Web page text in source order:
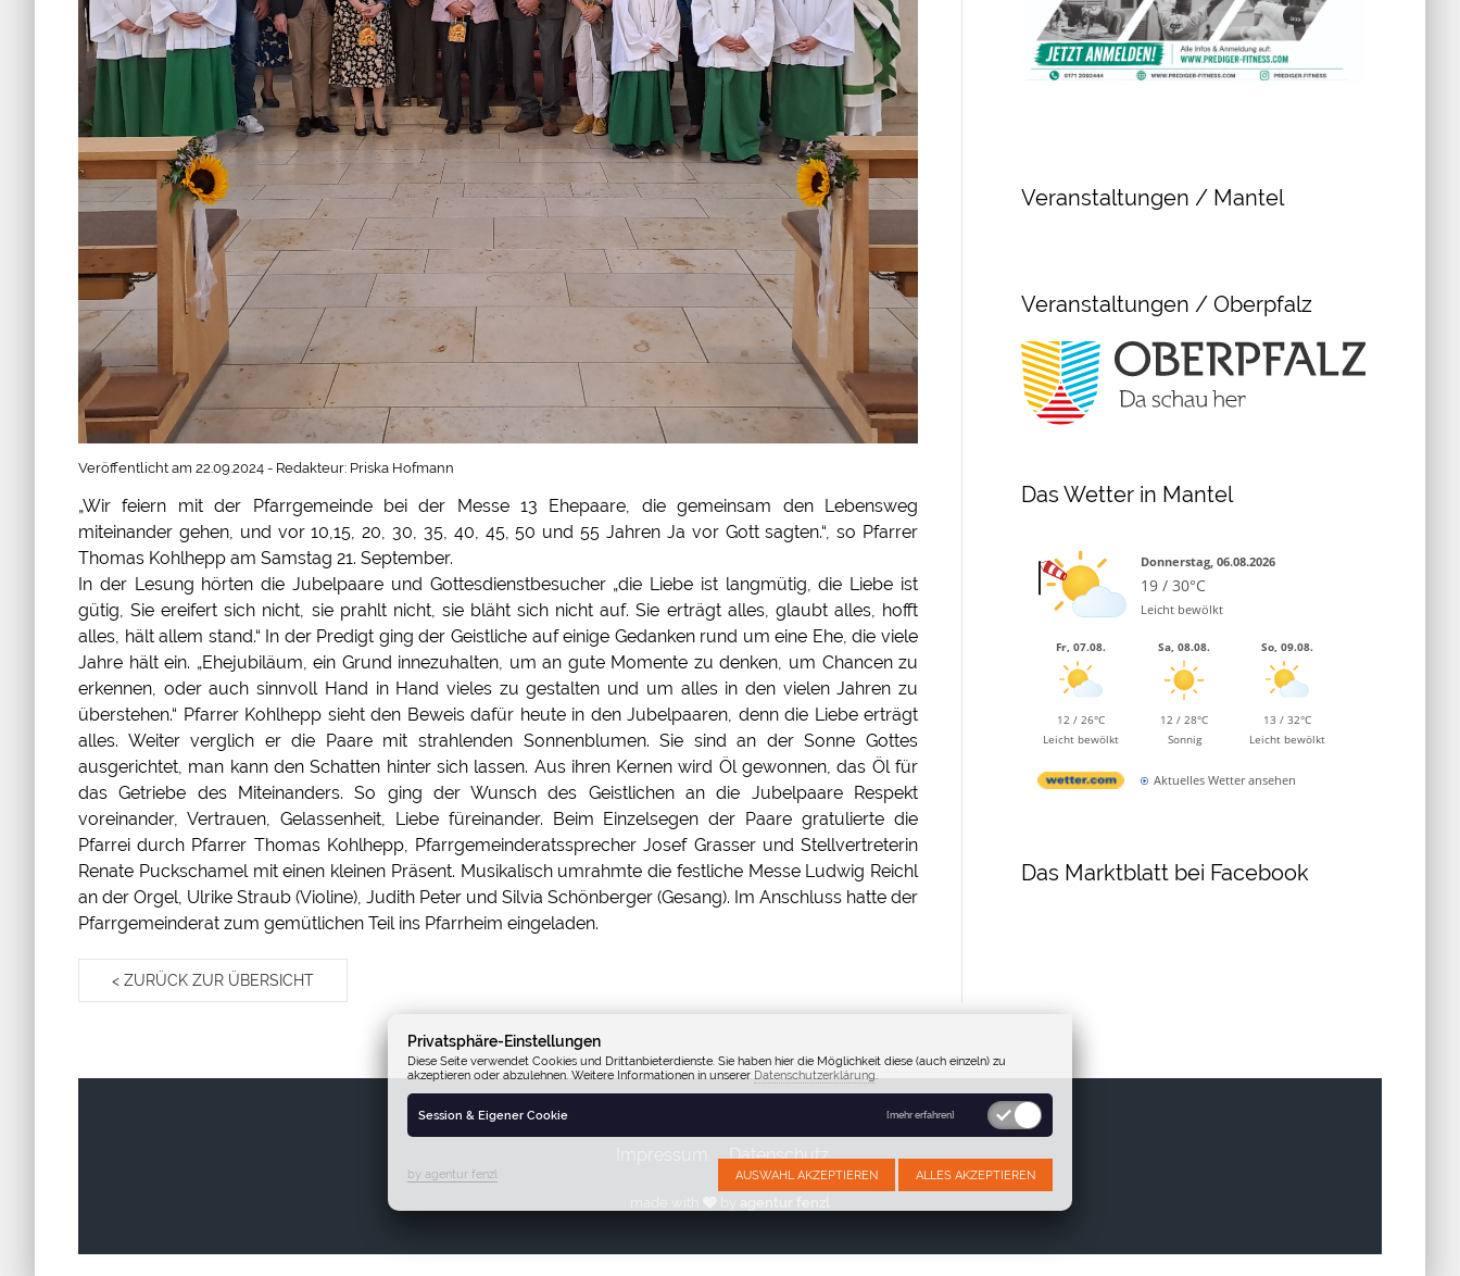
Veröffentlicht am 22.09.2024 - Redakteur: Priska Hofmann
„Wir feiern mit der Pfarrgemeinde bei der Messe 13 Ehepaare, die gemeinsam den Lebensweg
miteinander gehen, und vor 10,15, 20, 30, 35, 40, 45, 50 und 55 Jahren Ja vor Gott sagten.“, so Pfarrer
Thomas Kohlhepp am Samstag 21. September.
In der Lesung hörten die Jubelpaare und Gottesdienstbesucher „die Liebe ist langmütig, die Liebe ist
gütig, Sie ereifert sich nicht, sie prahlt nicht, sie bläht sich nicht auf. Sie erträgt alles, glaubt alles, hofft
alles, hält allem stand.“ In der Predigt ging der Geistliche auf einige Gedanken rund um eine Ehe, die viele
Jahre hält ein. „Ehejubiläum, ein Grund innezuhalten, um an gute Momente zu denken, um Chancen zu
erkennen, oder auch sinnvoll Hand in Hand vieles zu gestalten und um alles in den vielen Jahren zu
überstehen.“ Pfarrer Kohlhepp sieht den Beweis dafür heute in den Jubelpaaren, denn die Liebe erträgt
alles. Weiter verglich er die Paare mit strahlenden Sonnenblumen. Sie sind an der Sonne Gottes
ausgerichtet, man kann den Schatten hinter sich lassen. Aus ihren Kernen wird Öl gewonnen, das Öl für
das Getriebe des Miteinanders. So ging der Wunsch des Geistlichen an die Jubelpaare Respekt
voreinander, Vertrauen, Gelassenheit, Liebe füreinander. Beim Einzelsegen der Paare gratulierte die
Pfarrei durch Pfarrer Thomas Kohlhepp, Pfarrgemeinderatssprecher Josef Grasser und Stellvertreterin
Renate Puckschamel mit einen kleinen Präsent. Musikalisch umrahmte die festliche Messe Ludwig Reichl
an der Orgel, Ulrike Straub (Violine), Judith Peter und Silvia Schönberger (Gesang). Im Anschluss hatte der
Pfarrgemeinderat zum gemütlichen Teil ins Pfarrheim eingeladen.
< ZURÜCK ZUR ÜBERSICHT
Veranstaltungen / Mantel
Veranstaltungen / Oberpfalz
Das Wetter in Mantel
Donnerstag, 06.08.2026
19 / 30°C
Leicht bewölkt
Fr, 07.08.
12 / 26°C
Leicht bewölkt
Sa, 08.08.
12 / 28°C
Sonnig
So, 09.08.
13 / 32°C
Leicht bewölkt
Aktuelles Wetter ansehen
Das Marktblatt bei Facebook
Datenschutz
Privatsphäre-Einstellungen
Diese Seite verwendet Cookies und Drittanbieterdienste. Sie haben hier die Möglichkeit diese (auch einzeln) zu
akzeptieren oder abzulehnen. Weitere Informationen in unserer Datenschutzerklärung.
Session & Eigener Cookie [mehr erfahren]
by agentur fenzl AUSWAHL AKZEPTIEREN ALLES AKZEPTIEREN